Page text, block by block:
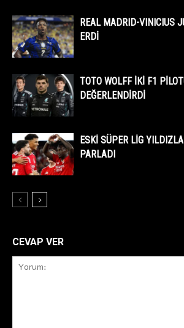
REAL MADRID-VINICIUS
ERDİ
TOTO WOLFF İKİ F1
DEĞERLENDİRDİ
ESKİ SÜPER LİG
PARLADI
CEVAP VER